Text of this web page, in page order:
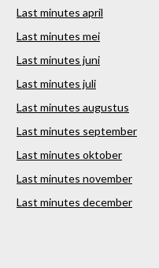
Last minutes april
Last minutes mei
Last minutes juni
Last minutes juli
Last minutes augustus
Last minutes september
Last minutes oktober
Last minutes november
Last minutes december